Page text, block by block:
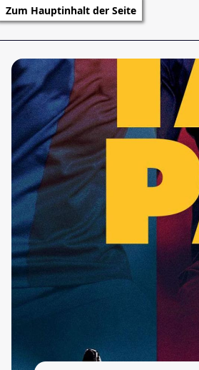
Zum Hauptinhalt der Seite